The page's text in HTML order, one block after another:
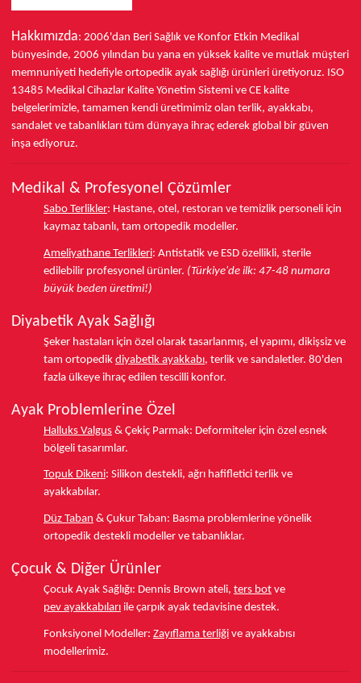
Hakkımızda: 2006'dan Beri Sağlık ve Konfor Etkin Medikal
bünyesinde, 2006 yılından bu yana en yüksek kalite ve mutlak müşteri
memnuniyeti hedefiyle ortopedik ayak sağlığı ürünleri üretiyoruz. ISO
13485 Medikal Cihazlar Kalite Yönetim Sistemi ve CE kalite
belgelerimizle, tamamen kendi üretimimiz olan terlik, ayakkabı,
sandalet ve tabanlıkları tüm dünyaya ihraç ederek global bir güven
inşa ediyoruz.
Medikal & Profesyonel Çözümler
Sabo Terlikler: Hastane, otel, restoran ve temizlik personeli için
kaymaz tabanlı, tam ortopedik modeller.
Ameliyathane Terlikleri: Antistatik ve ESD özellikli, sterile
edilebilir profesyonel ürünler. (Türkiye'de ilk: 47-48 numara
büyük beden üretimi!)
Diyabetik Ayak Sağlığı
Şeker hastaları için özel olarak tasarlanmış, el yapımı, dikişsiz ve
tam ortopedik diyabetik ayakkabı, terlik ve sandaletler. 80'den
fazla ülkeye ihraç edilen tescilli konfor.
Ayak Problemlerine Özel
Halluks Valgus & Çekiç Parmak: Deformiteler için özel esnek
bölgeli tasarımlar.
Topuk Dikeni: Silikon destekli, ağrı hafifletici terlik ve
ayakkabılar.
Düz Taban & Çukur Taban: Basma problemlerine yönelik
ortopedik destekli modeller ve tabanlıklar.
Çocuk & Diğer Ürünler
Çocuk Ayak Sağlığı: Dennis Brown ateli, ters bot ve
pev ayakkabıları ile çarpık ayak tedavisine destek.
Fonksiyonel Modeller: Zayıflama terliği ve ayakkabısı
modellerimiz.